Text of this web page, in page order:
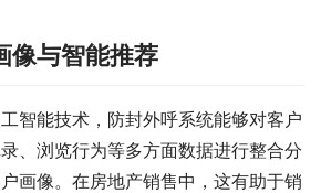
像与智能推荐
智能技术，防封外呼系统能够对客户
、浏览行为等多方面数据进行整合分
画像。在房地产销售中，这有助于销